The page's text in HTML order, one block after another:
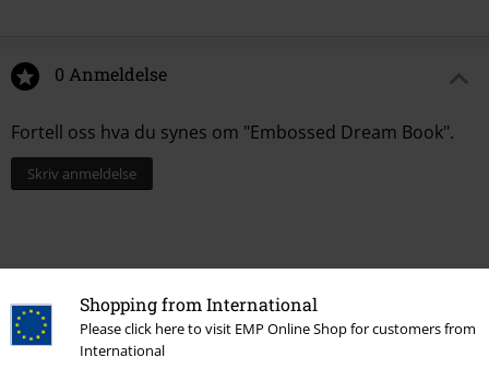
Shopping from International
Please click here to visit EMP Online Shop for customers from
International
0 Anmeldelse
Fortell oss hva du synes om "Embossed Dream Book".
Skriv anmeldelse